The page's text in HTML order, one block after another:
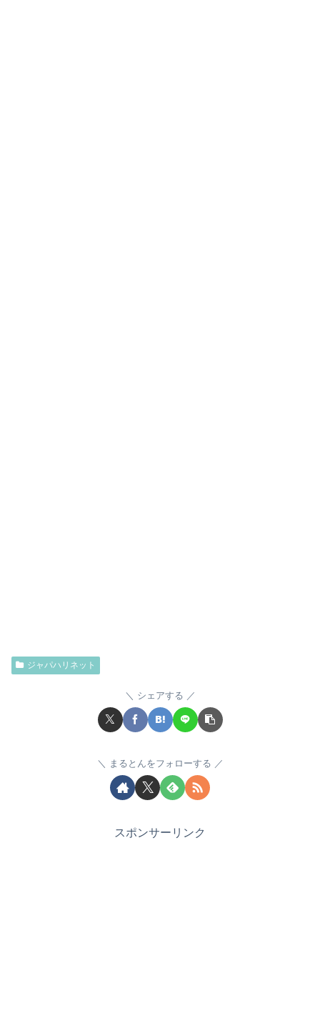
ジャパハリネット
シェアする
まるとんをフォローする
スポンサーリンク